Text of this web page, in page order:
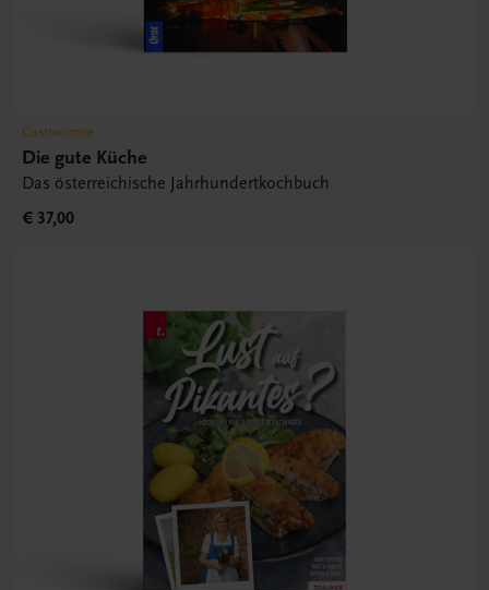
Gastronomie
Die gute Küche
Das österreichische Jahrhundertkochbuch
€ 37,00